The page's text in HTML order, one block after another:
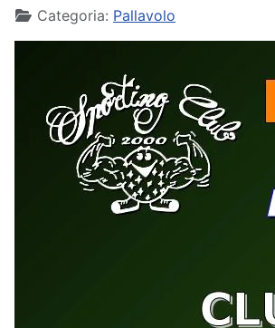
Categoria: Pallavolo